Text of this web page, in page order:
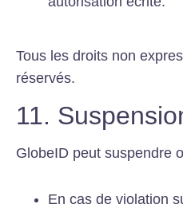
Tous les droits non
réservés.
11.
GlobeID peut suspendre
En cas de violation